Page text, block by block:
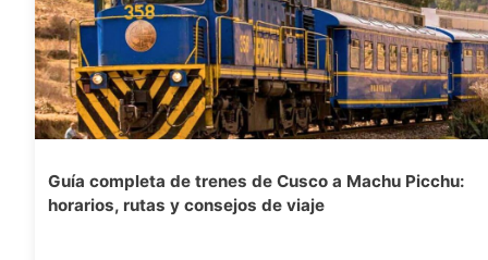
Guía completa de trenes de Cusco a Machu Picchu:
horarios, rutas y consejos de viaje